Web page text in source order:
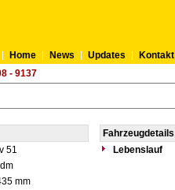
Home News Updates Kontakt
- 9137
Fahrzeugdetails
51
Lebenslauf
mm